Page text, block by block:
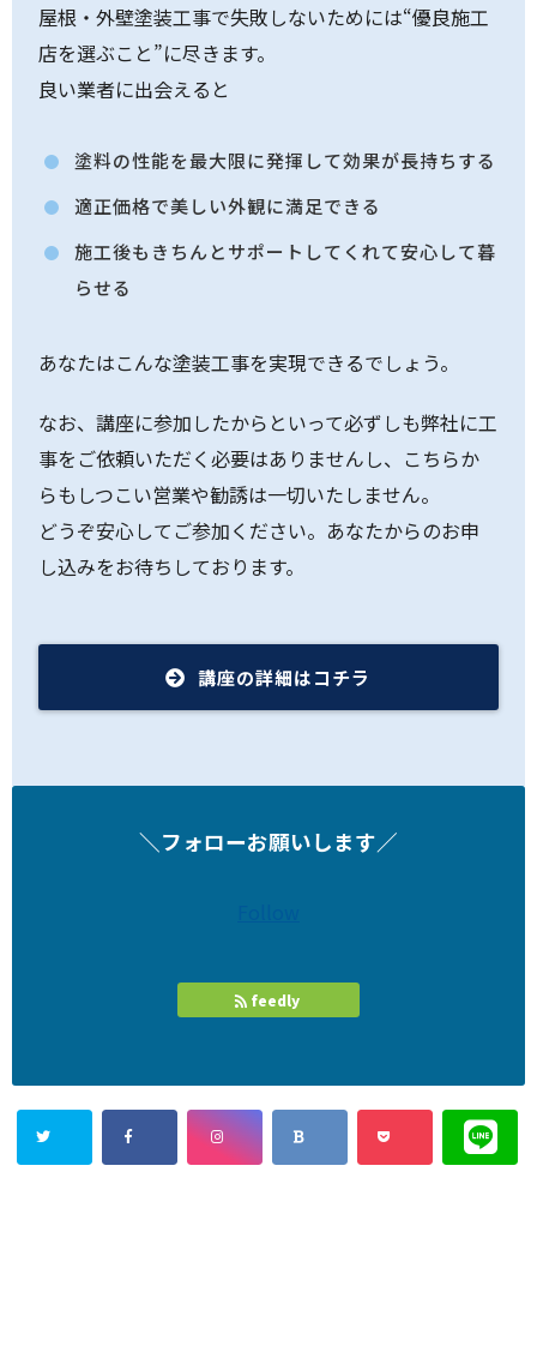
屋根・外壁塗装工事で失敗しないためには“優良施工
店を選ぶこと”に尽きます。
良い業者に出会えると
塗料の性能を最大限に発揮して効果が長持ちする
適正価格で美しい外観に満足できる
施工後もきちんとサポートしてくれて安心して暮
らせる
あなたはこんな塗装工事を実現できるでしょう。
なお、講座に参加したからといって必ずしも弊社に工
事をご依頼いただく必要はありませんし、こちらか
らもしつこい営業や勧誘は一切いたしません。
どうぞ安心してご参加ください。あなたからのお申
し込みをお待ちしております。
講座の詳細はコチラ
＼フォローお願いします／
feedly